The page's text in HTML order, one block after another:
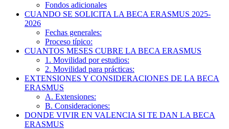
Fondos adicionales
CUANDO SE SOLICITA LA BECA ERASMUS 2025-
2026
Fechas generales:
Proceso típico:
CUANTOS MESES CUBRE LA BECA ERASMUS
1. Movilidad por estudios:
2. Movilidad para prácticas:
EXTENSIONES Y CONSIDERACIONES DE LA BECA
ERASMUS
A. Extensiones:
B. Consideraciones:
DONDE VIVIR EN VALENCIA SI TE DAN LA BECA
ERASMUS